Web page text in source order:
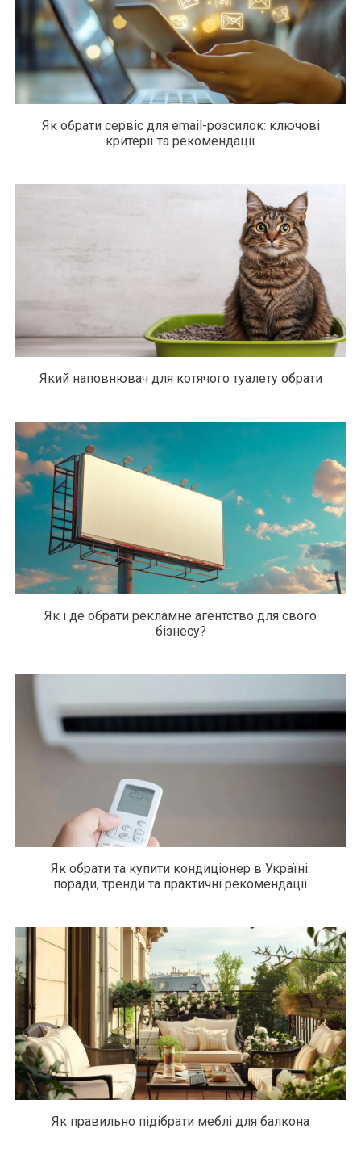
Як обрати сервіс для email-розсилок: ключові
критерії та рекомендації
Який наповнювач для котячого туалету обрати
Як і де обрати рекламне агентство для свого
бізнесу?
Як обрати та купити кондиціонер в Україні:
поради, тренди та практичні рекомендації
Як правильно підібрати меблі для балкона